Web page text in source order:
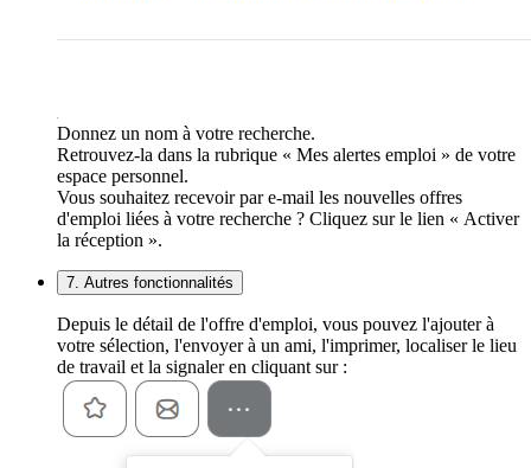
Donnez un nom à votre recherche.
Retrouvez-la dans la rubrique « Mes alertes emploi » de votre
espace personnel.
Vous souhaitez recevoir par e-mail les nouvelles offres
d'emploi liées à votre recherche ? Cliquez sur le lien « Activer
la réception ».
7. Autres fonctionnalités
Depuis le détail de l'offre d'emploi, vous pouvez l'ajouter à
votre sélection, l'envoyer à un ami, l'imprimer, localiser le lieu
de travail et la signaler en cliquant sur :